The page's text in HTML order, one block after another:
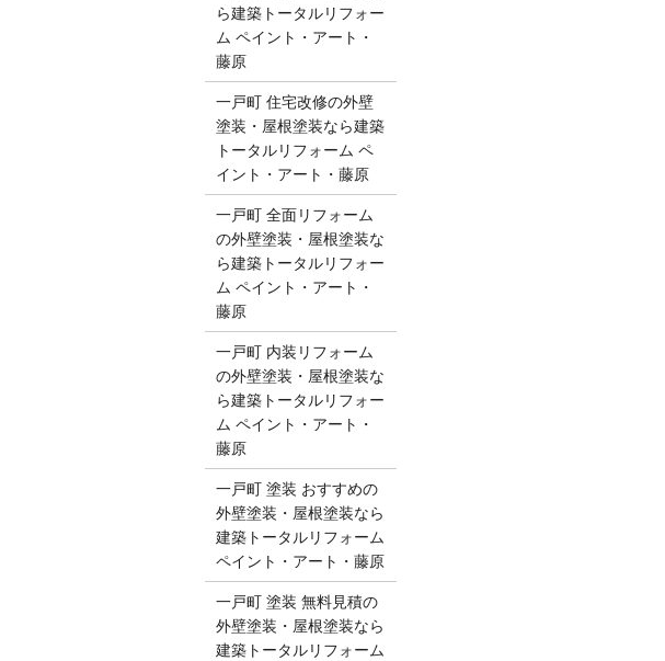
ら建築トータルリフォー
ム ペイント・アート・
藤原
一戸町 住宅改修の外壁
塗装・屋根塗装なら建築
トータルリフォーム ペ
イント・アート・藤原
一戸町 全面リフォーム
の外壁塗装・屋根塗装な
ら建築トータルリフォー
ム ペイント・アート・
藤原
一戸町 内装リフォーム
の外壁塗装・屋根塗装な
ら建築トータルリフォー
ム ペイント・アート・
藤原
一戸町 塗装 おすすめの
外壁塗装・屋根塗装なら
建築トータルリフォーム
ペイント・アート・藤原
一戸町 塗装 無料見積の
外壁塗装・屋根塗装なら
建築トータルリフォーム